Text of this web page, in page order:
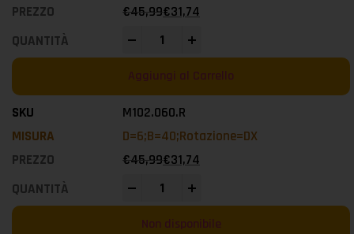
€45,99€31,74
Aggiungi al Carrello
M102.060.R
D=6;B=40;Rotazione=DX
€45,99€31,74
Non disponibile